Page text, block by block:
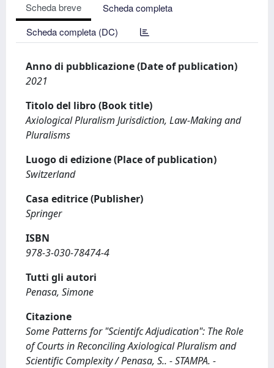
Scheda breve
Scheda completa
Scheda completa (DC)
Anno di pubblicazione (Date of publication)
2021
Titolo del libro (Book title)
Axiological Pluralism Jurisdiction, Law-Making and
Pluralisms
Luogo di edizione (Place of publication)
Switzerland
Casa editrice (Publisher)
Springer
ISBN
978-3-030-78474-4
Tutti gli autori
Penasa, Simone
Citazione
Some Patterns for "Scientifc Adjudication": The Role
of Courts in Reconciling Axiological Pluralism and
Scientific Complexity / Penasa, S.. - STAMPA. -